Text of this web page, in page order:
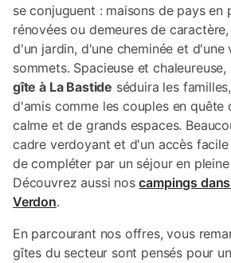
se conjuguent : maisons de pays en
rénovées ou demeures de
d'un jardin, d'une cheminée et d'une
sommets. Spacieuse et chaleureuse,
gîte à La Bastide séduira les
d'amis comme les couples en quête
calme et de grands espaces.
cadre verdoyant et d'un accès facile
de compléter par un séjour en
Découvrez aussi noscampings
Verdon.
En parcourant nos offres, vous
gîtes du secteur sont pensés pour